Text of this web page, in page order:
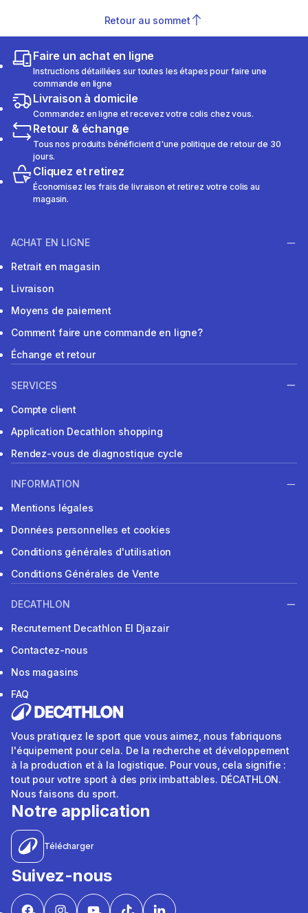
Retour au sommet
Faire un achat en ligne
Instructions détaillées sur toutes les étapes pour faire une
commande en ligne
Livraison à domicile
Commandez en ligne et recevez votre colis chez vous.
Retour & échange
Tous nos produits bénéficient d'une politique de retour de 30
jours.
Cliquez et retirez
Économisez les frais de livraison et retirez votre colis au
magasin.
ACHAT EN LIGNE
Retrait en magasin
Livraison
Moyens de paiement
Comment faire une commande en ligne?
Échange et retour
SERVICES
Compte client
Application Decathlon shopping
Rendez-vous de diagnostique cycle
INFORMATION
Mentions légales
Données personnelles et cookies
Conditions générales d'utilisation
Conditions Générales de Vente
DECATHLON
Recrutement Decathlon El Djazair
Contactez-nous
Nos magasins
FAQ
Vous pratiquez le sport que vous aimez, nous fabriquons
l'équipement pour cela. De la recherche et développement
à la production et à la logistique. Pour vous, cela signifie :
tout pour votre sport à des prix imbattables. DÉCATHLON.
Nous faisons du sport.
Notre application
Télécharger
Suivez-nous